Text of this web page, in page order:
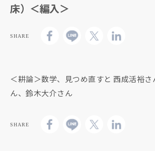
床）＜編入＞
SHARE
＜耕論＞数学、見つめ直すと 西成活裕さ
ん、鈴木大介さん
SHARE